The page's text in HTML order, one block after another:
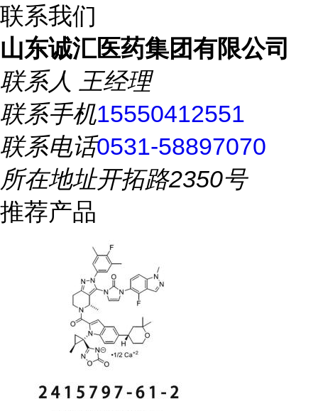
联系我们
山东诚汇医药集团有限公司
联系人 王经理
联系手机15550412551
联系电话0531-58897070
所在地址开拓路2350号
推荐产品